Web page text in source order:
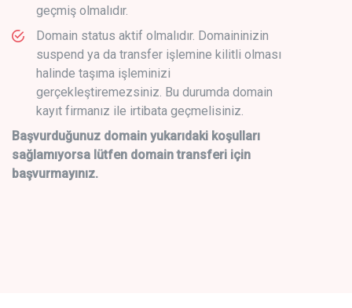
geçmiş olmalıdır.
Domain status aktif olmalıdır. Domaininizin
suspend ya da transfer işlemine kilitli olması
halinde taşıma işleminizi
gerçekleştiremezsiniz. Bu durumda domain
kayıt firmanız ile irtibata geçmelisiniz.
Başvurduğunuz domain yukarıdaki koşulları
sağlamıyorsa lütfen domain transferi için
başvurmayınız.